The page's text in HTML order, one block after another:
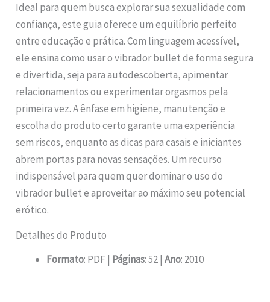
Ideal para quem busca explorar sua sexualidade com
confiança, este guia oferece um equilíbrio perfeito
entre educação e prática. Com linguagem acessível,
ele ensina como usar o vibrador bullet de forma segura
e divertida, seja para autodescoberta, apimentar
relacionamentos ou experimentar orgasmos pela
primeira vez. A ênfase em higiene, manutenção e
escolha do produto certo garante uma experiência
sem riscos, enquanto as dicas para casais e iniciantes
abrem portas para novas sensações. Um recurso
indispensável para quem quer dominar o uso do
vibrador bullet e aproveitar ao máximo seu potencial
erótico.
Detalhes do Produto
Formato: PDF | Páginas: 52 |Ano: 2010